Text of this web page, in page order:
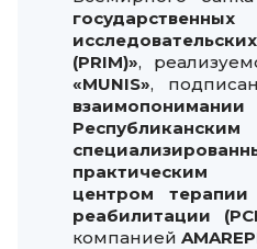
(PRIM)»,
«MUNIS»,
Республиканским
практическим
центром
реабилитации
компанией